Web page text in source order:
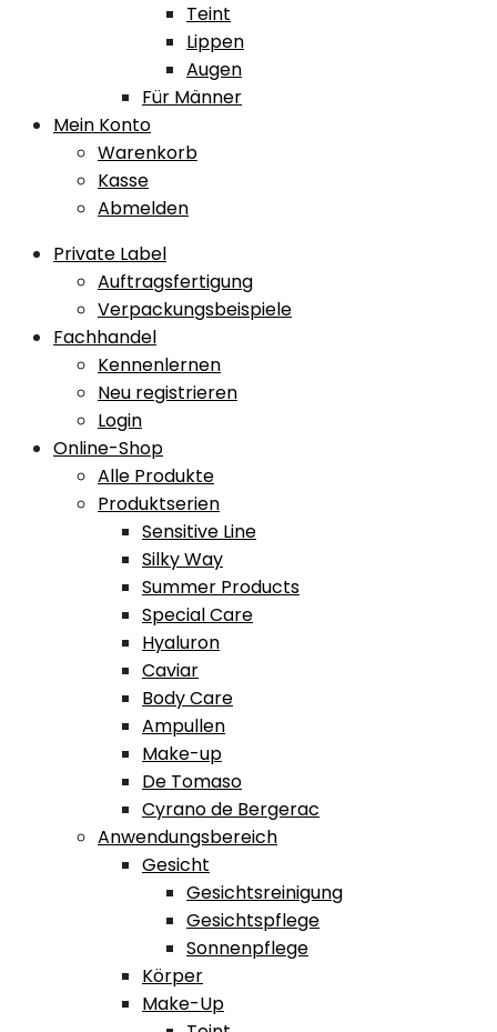
Teint
Lippen
Augen
Für Männer
Mein Konto
Warenkorb
Kasse
Abmelden
Private Label
Auftragsfertigung
Verpackungsbeispiele
Fachhandel
Kennenlernen
Neu registrieren
Login
Online-Shop
Alle Produkte
Produktserien
Sensitive Line
Silky Way
Summer Products
Special Care
Hyaluron
Caviar
Body Care
Ampullen
Make-up
De Tomaso
Cyrano de Bergerac
Anwendungsbereich
Gesicht
Gesichtsreinigung
Gesichtspflege
Sonnenpflege
Körper
Make-Up